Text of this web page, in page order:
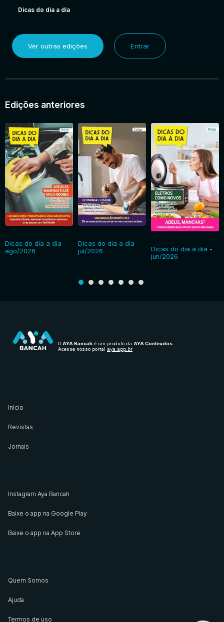
Dicas do dia a dia
Ver outras edições Entrar
Edições anteriores
Dicas do dia a dia -
ago/2026
Dicas do dia a dia -
jul/2026
Dicas do dia a dia -
jun/2026
O AYA Bancah é um produto da AYA Conteúdos
Acesse nosso portal aya.app.br
Início
Revistas
Jornais
Instagram Aya Bancah
Baixe o app na Google Play
Baixe o app na App Store
Quem Somos
Ajuda
Termos de uso